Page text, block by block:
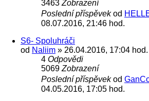
3463 Zobrazení
Poslední příspěvekod
08.07.2016, 21:46 hod.
S6- Spoluhráči
od Naliim » 26.04.2016, 17:04 hod.
4 Odpovědi
5069 Zobrazení
Poslední příspěvekod
04.05.2016, 17:05 hod.